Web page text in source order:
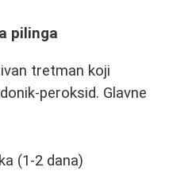
pilinga
tretman koji
peroksid. Glavne
(1-2 dana)